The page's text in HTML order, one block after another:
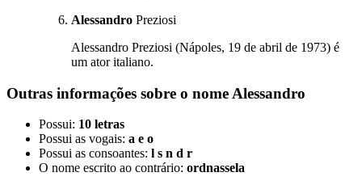
Alessandro Preziosi
Alessandro Preziosi (Nápoles, 19 de abril de 1973) é
um ator italiano.
Outras informações sobre o nome Alessandro
Possui: 10 letras
Possui as vogais: a e o
Possui as consoantes: l s n d r
O nome escrito ao contrário: ordnassela